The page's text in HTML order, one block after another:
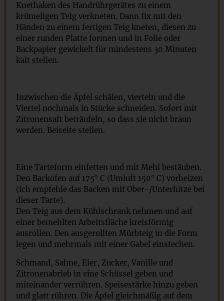
Knethaken des Handrührgerätes zu einem
krümeligen Teig verkneten. Dann fix mit den
Händen zu einem fertigen Teig kneten, diesen zu
einer runden Platte formen und in Folie oder
Backpapier gewickelt für mindestens 30 Minuten
kalt stellen.
Inzwischen die Äpfel schälen, vierteln und die
Viertel nochmals in Stücke schneiden. Sofort mit
Zitronensaft beträufeln, so dass sie nicht braun
werden. Beiseite stellen.
Eine Tarteform einfetten und mit Mehl bestäuben.
Den Backofen auf 175° C (Umluft 150° C) vorheizen
(ich empfehle das Backen mit Ober-/Unterhitze bei
dieser Tarte).
Den Teig aus dem Kühlschrank nehmen und auf
einer bemehlten Arbeitsfläche kreisförmig
ausrollen. Den ausgerollten Mürbteig in die Form
legen und mehrmals mit einer Gabel einstechen.
Schmand, Sahne, Eier, Zucker, Vanille und
Zitronenabrieb in eine Schüssel geben und
miteinander verrühren. Speisestärke hinzu geben
und glatt rühren. Die Äpfel gleichmäßig auf dem